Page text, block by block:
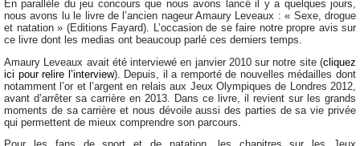
En parallèle du jeu concours que nous avons lancé il y a quelques jours,
nous avons lu le livre de l’ancien nageur Amaury Leveaux : « Sexe, drogue
et natation » (Editions Fayard). L’occasion de se faire notre propre avis sur
ce livre dont les medias ont beaucoup parlé ces derniers temps.
Amaury Leveaux avait été interviewé en janvier 2010 sur notre site (cliquez
ici pour relire l’interview). Depuis, il a remporté de nouvelles médailles dont
notamment l’or et l’argent en relais aux Jeux Olympiques de Londres 2012,
avant d’arrêter sa carrière en 2013. Dans ce livre, il revient sur les grands
moments de sa carrière et nous dévoile aussi des parties de sa vie privée
qui permettent de mieux comprendre son parcours.